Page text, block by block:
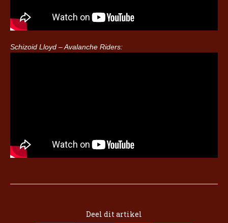
Schizoid Lloyd – Avalanche Riders:
Deel dit artikel